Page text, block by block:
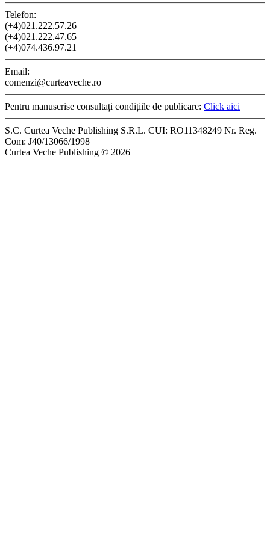
Telefon:
(+4)021.222.57.26
(+4)021.222.47.65
(+4)074.436.97.21
Email:
comenzi@curteaveche.ro
Pentru manuscrise consultați condițiile de publicare: Click aici
S.C. Curtea Veche Publishing S.R.L. CUI: RO11348249 Nr. Reg.
Com: J40/13066/1998
Curtea Veche Publishing © 2026